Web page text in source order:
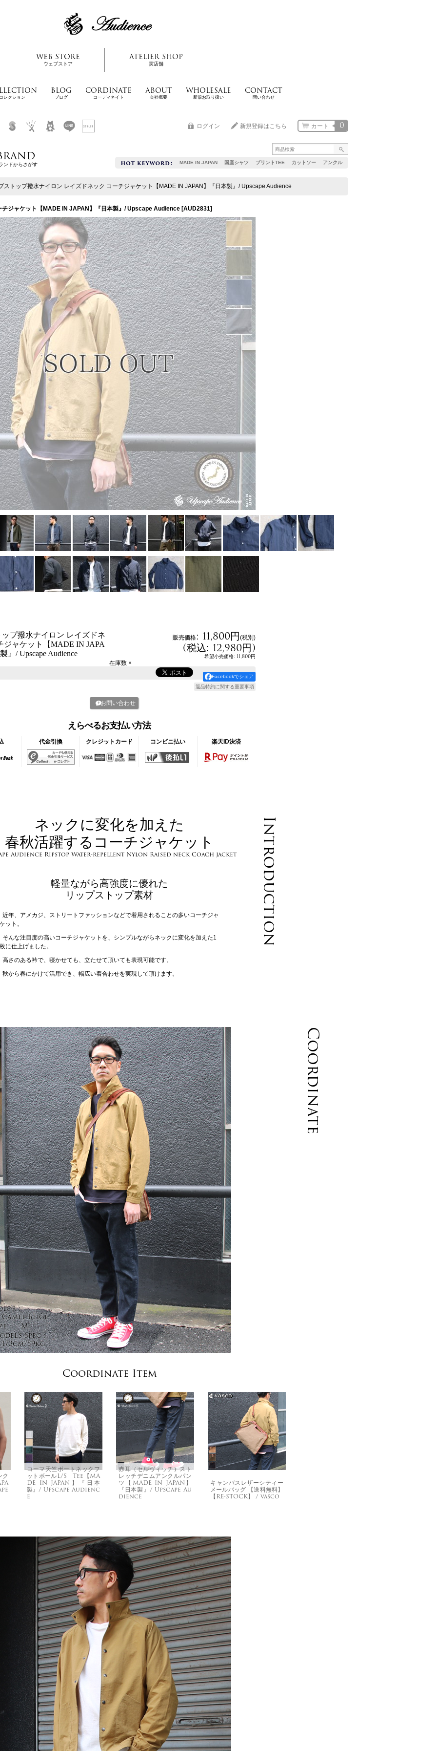
WEB STORE
ウェブストア
ATELIER SHOP
実店舗
レクション
BLOG
ブログ
CORDINATE
コーディネイト
ABOUT
会社概要
WHOLESALE
新規お取り扱い
CONTACT
問い合わせ
MADE IN JAPAN 国産シャツ プリントTEE カットソー アンクル
0
カート
ログイン 新規登録はこちら
ンドからさがす
ストップ撥水ナイロン レイズドネック コーチジャケット【MADE IN JAPAN】『日本製』/ Upscape Audience
ジャケット【MADE IN JAPAN】『日本製』/ Upscape Audience [AUD2831]
プ撥水ナイロン レイズドネ
ジャケット【MADE IN JAPA
』/ Upscape Audience
販売価格: 11,800円(税別)
(税込: 12,980円)
希望小売価格: 11,800円
在庫数 ×
Facebookでシェア
返品特約に関する重要事項
お問い合わせ
えらべるお支払い方法
代金引換 クレジットカード コンビニ払い 楽天ID決済
Introduction
ネックに変化を加えた
春秋活躍するコーチジャケット
Audience Ripstop Water-repellent Nylon Raised neck Coach jacket
軽量ながら高強度に優れた
リップストップ素材
近年、アメカジ、ストリートファッションなどで着用されることの多いコーチジャ
ケット。
そんな注目度の高いコーチジャケットを、シンプルながらネックに変化を加えた1
枚に仕上げました。
高さのある衿で、寝かせても、立たせて頂いても表現可能です。
秋から春にかけて活用でき、幅広い着合わせを実現して頂けます。
Coordinate
:
Camel Beige
:
M
Spec :
173cm/59kg
Coordinate Item
コーマ天竺ボートネックフ
ットボールL/S Tee【MA
DE IN JAPAN】『日本
製』/ Upscape Audienc
e
赤耳（セルヴィッチ）スト
レッチデニムアンクルパン
ツ【MADE IN JAPAN】
『日本製』/ Upscape Au
dience
キャンバスレザーシティー
メールバッグ 【送料無料】
【RE-STOCK】 / vasco